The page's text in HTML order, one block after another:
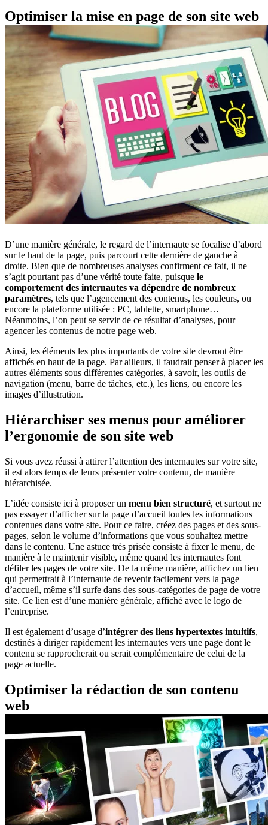
Optimiser la mise en page de son site web
D’une manière générale, le regard de l’internaute se focalise d’abord
sur le haut de la page, puis parcourt cette dernière de gauche à
droite. Bien que de nombreuses analyses confirment ce fait, il ne
s’agit pourtant pas d’une vérité toute faite, puisque le
comportement des internautes va dépendre de nombreux
paramètres, tels que l’agencement des contenus, les couleurs, ou
encore la plateforme utilisée : PC, tablette, smartphone…
Néanmoins, l’on peut se servir de ce résultat d’analyses, pour
agencer les contenus de notre page web.
Ainsi, les éléments les plus importants de votre site devront être
affichés en haut de la page. Par ailleurs, il faudrait penser à placer les
autres éléments sous différentes catégories, à savoir, les outils de
navigation (menu, barre de tâches, etc.), les liens, ou encore les
images d’illustration.
Hiérarchiser ses menus pour améliorer
l’ergonomie de son site web
Si vous avez réussi à attirer l’attention des internautes sur votre site,
il est alors temps de leurs présenter votre contenu, de manière
hiérarchisée.
L’idée consiste ici à proposer un menu bien structuré, et surtout ne
pas essayer d’afficher sur la page d’accueil toutes les informations
contenues dans votre site. Pour ce faire, créez des pages et des sous-
pages, selon le volume d’informations que vous souhaitez mettre
dans le contenu. Une astuce très prisée consiste à fixer le menu, de
manière à le maintenir visible, même quand les internautes font
défiler les pages de votre site. De la même manière, affichez un lien
qui permettrait à l’internaute de revenir facilement vers la page
d’accueil, même s’il surfe dans des sous-catégories de page de votre
site. Ce lien est d’une manière générale, affiché avec le logo de
l’entreprise.
Il est également d’usage d’intégrer des liens hypertextes intuitifs,
destinés à diriger rapidement les internautes vers une page dont le
contenu se rapprocherait ou serait complémentaire de celui de la
page actuelle.
Optimiser la rédaction de son contenu
web